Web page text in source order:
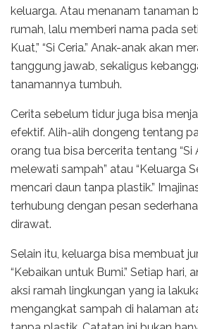
keluarga. Atau menanam tanaman
rumah, lalu memberi nama pada
Kuat,” “Si Ceria.” Anak-anak akan
tanggung jawab, sekaligus
tanamannya tumbuh.
Cerita sebelum tidur juga bisa
efektif. Alih-alih dongeng tentang
orang tua bisa bercerita tentang “Si
melewati sampah” atau “Keluarga
mencari daun tanpa plastik.”
terhubung dengan pesan
dirawat.
Selain itu, keluarga bisa membuat
“Kebaikan untuk Bumi.” Setiap hari,
aksi ramah lingkungan yang ia
mengangkat sampah di halaman